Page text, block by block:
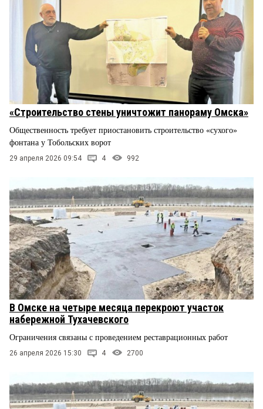
«Строительство стены уничтожит панораму Омска»
Общественность требует приостановить строительство «сухого»
фонтана у Тобольских ворот
29 апреля 2026 09:54 4 992
В Омске на четыре месяца перекроют участок
набережной Тухачевского
Ограничения связаны с проведением реставрационных работ
26 апреля 2026 15:30 4 2700